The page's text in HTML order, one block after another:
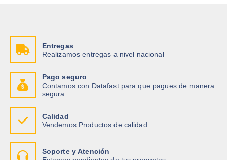
Entregas
Realizamos entregas a nivel nacional
Pago seguro
Contamos con Datafast para que pagues de manera
segura
Calidad
Vendemos Productos de calidad
Soporte y Atención